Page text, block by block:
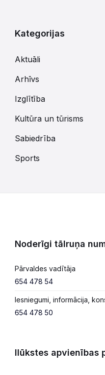
Kategorijas
Aktuāli
Arhīvs
Izglītība
Kultūra un tūrisms
Sabiedrība
Sports
Noderīgi tālruņa
Pārvaldes vadītāja
654 478 54
Iesniegumi, informācija,
654 478 50
Ilūkstes apvienības